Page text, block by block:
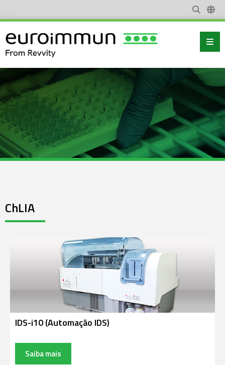
ChLIA
IDS-i10 (Automação IDS)
Saiba mais